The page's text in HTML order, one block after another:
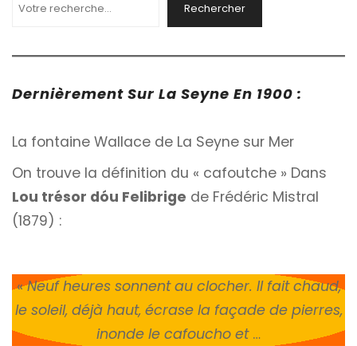
Rechercher
Dernièrement Sur La Seyne En 1900 :
La fontaine Wallace de La Seyne sur Mer
On trouve la définition du « cafoutche » Dans
Lou trésor dóu Felibrige de Frédéric Mistral
(1879) :
«Neuf heures sonnent au clocher. Il fait chaud,
le soleil, déjà haut, écrase la façade de pierres,
inonde le cafoucho et …